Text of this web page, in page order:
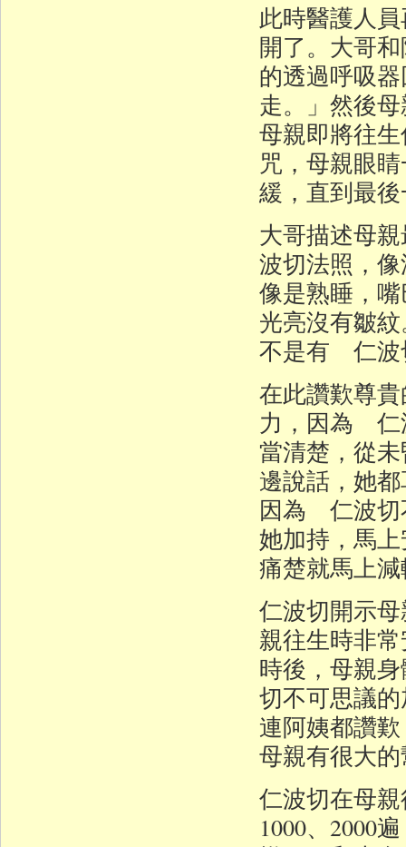
此時醫護人
開了。大哥
的透過呼吸
走。」然後
母親即將往
咒，母親眼
緩，直到最
大哥描述母
波切法照，
像是熟睡，
光亮沒有皺
不是有 仁波
在此讚歎尊
力，因為 仁
當清楚，從
邊說話，她
因為 仁波切
她加持，馬
痛楚就馬上
仁波切開示
親往生時非
時後，母親
切不可思議
連阿姨都讚
母親有很大
仁波切在母
1000、2000